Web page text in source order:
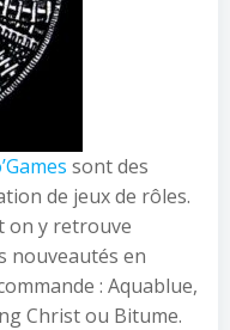
sont des
de jeux de rôles.
on y retrouve
nouveautés en
: Aquablue,
Christ ou Bitume.